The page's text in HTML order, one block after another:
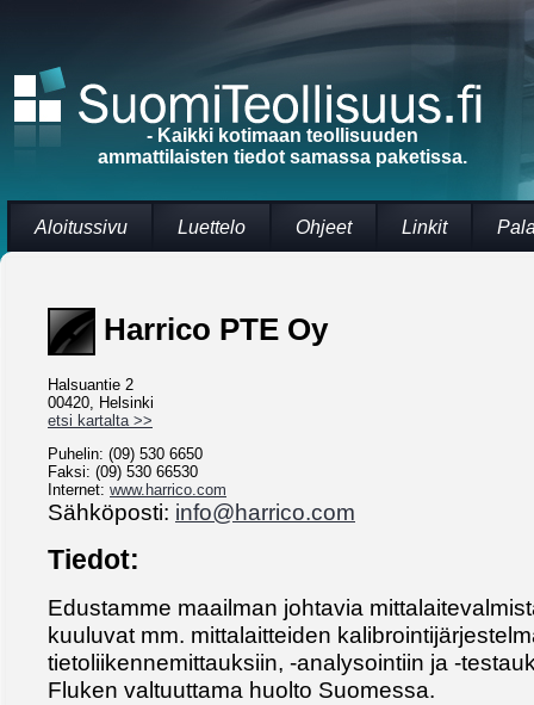
- Kaikki kotimaan teollisuuden
ammattilaisten tiedot samassa paketissa.
Aloitussivu Luettelo Ohjeet Linkit
Harrico PTE Oy
Halsuantie 2
00420, Helsinki
etsi kartalta >>
Puhelin: (09) 530 6650
Faksi: (09) 530 66530
Internet: www.harrico.com
Sähköposti: info@harrico.com
Tiedot:
Edustamme maailman johtavia
kuuluvat mm. mittalaitteiden
tietoliikennemittauksiin, -analysointiin ja -
Fluken valtuuttama huolto Suomessa.